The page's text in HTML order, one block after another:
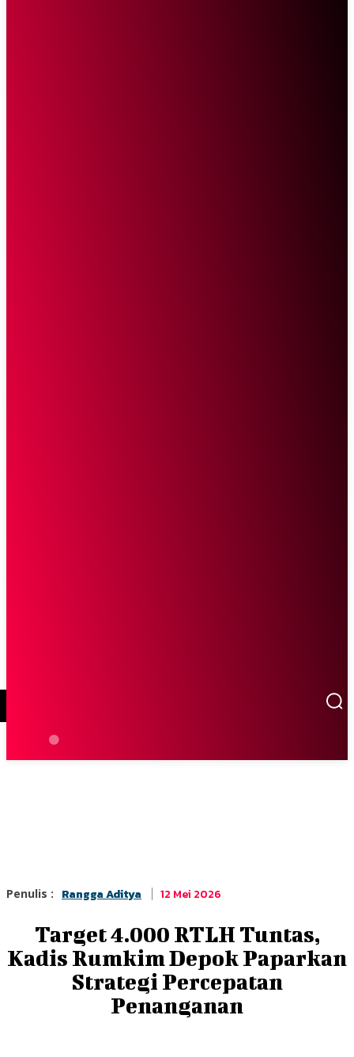
Penulis : Rangga Aditya 12 Mei 2026
Target 4.000 RTLH Tuntas,
Kadis Rumkim Depok Paparkan
Strategi Percepatan
Penanganan